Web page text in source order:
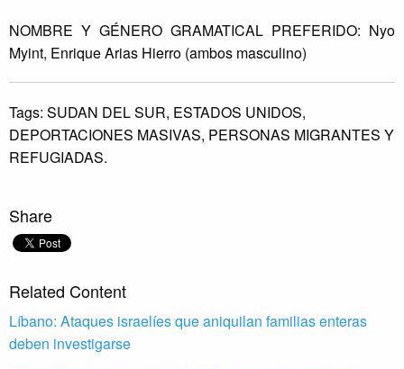
NOMBRE Y GÉNERO GRAMATICAL PREFERIDO: Nyo
Myint, Enrique Arias Hierro (ambos masculino)
Tags: SUDAN DEL SUR, ESTADOS UNIDOS,
DEPORTACIONES MASIVAS, PERSONAS MIGRANTES Y
REFUGIADAS.
Share
Related Content
Líbano: Ataques israelíes que aniquilan familias enteras
deben investigarse